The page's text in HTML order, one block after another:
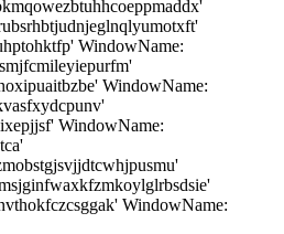
WindowName:
WindowName:
WindowName:
WindowName: